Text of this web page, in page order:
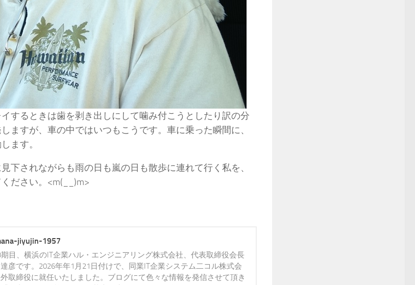
するときは歯を剥き出しにして噛み付こうとしたり訳の分
ますが、車の中ではいつもこうです。車に乗った瞬間に、
ます。
下されながらも雨の日も嵐の日も散歩に連れて行く私を、
ださい。<m(__)m>
jiyujin-1957
目、横浜のIT企業ハル・エンジニアリング株式会社、代表取締役会長
彦です。2026年年1月21日付けで、同業IT企業システム二コル株式会
取締役に就任いたしました。ブログにて色々な情報を発信させて頂き